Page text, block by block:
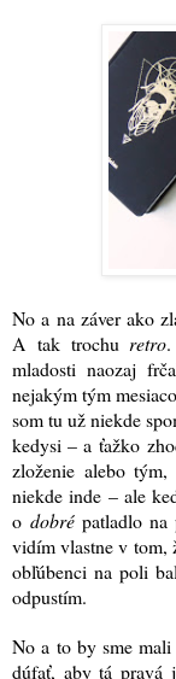
No a na záver ako
A tak trochu retro
mladosti naozaj
nejakým tým
som tu už niekde
kedysi – a ťažko
zloženie alebo
niekde inde – ale
odobré patladlona
vidím vlastne v tom,
obľúbenci na poli
odpustím.
No a to by sme
dúfať, aby tá pravá